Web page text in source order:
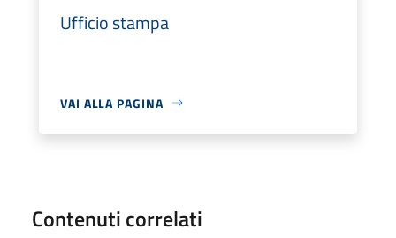
Ufficio stampa
VAI ALLA PAGINA
Contenuti correlati